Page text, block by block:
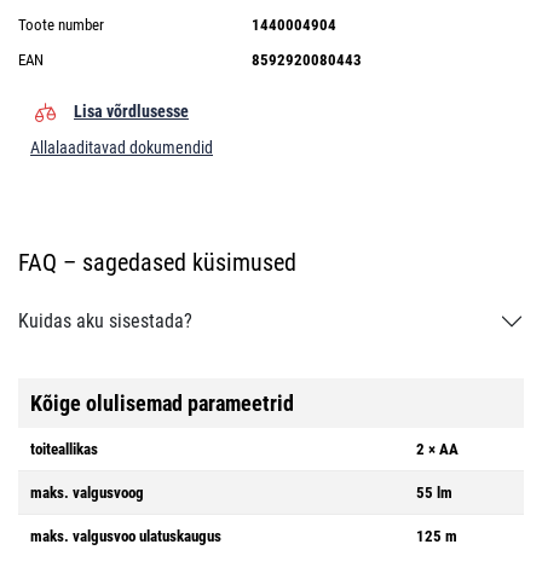
Toote number
1440004904
EAN
8592920080443
Lisa võrdlusesse
Allalaaditavad dokumendid
FAQ – sagedased küsimused
Kuidas aku sisestada?
Kõige olulisemad parameetrid
toiteallikas 2 × AA
maks. valgusvoog 55 lm
maks. valgusvoo ulatuskaugus 125 m